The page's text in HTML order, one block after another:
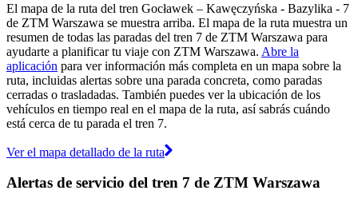
El mapa de la ruta del tren Gocławek – Kawęczyńska - Bazylika - 7
de ZTM Warszawa se muestra arriba. El mapa de la ruta muestra un
resumen de todas las paradas del tren 7 de ZTM Warszawa para
ayudarte a planificar tu viaje con ZTM Warszawa. Abre la
aplicación para ver información más completa en un mapa sobre la
ruta, incluidas alertas sobre una parada concreta, como paradas
cerradas o trasladadas. También puedes ver la ubicación de los
vehículos en tiempo real en el mapa de la ruta, así sabrás cuándo
está cerca de tu parada el tren 7.
Ver el mapa detallado de la ruta
Alertas de servicio del tren 7 de ZTM Warszawa